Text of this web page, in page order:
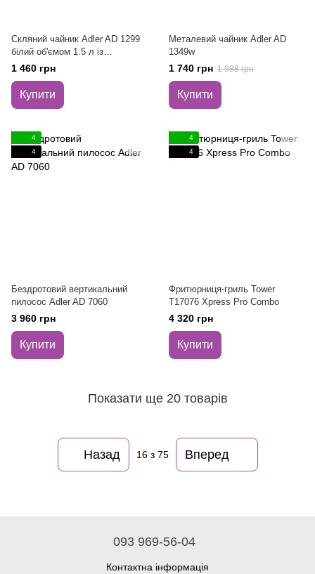
Скляний чайник Adler AD 1299
білий об'ємом 1.5 л із
заварювальним блоком і
контролем температури
1 460 грн
Купити
Металевий чайник Adler AD
1349w
1 740 грн 1 988 грн
Купити
4
4
Бездротовий вертикальний
пилосос Adler AD 7060
3 960 грн
Купити
4
4
Фритюрниця-гриль Tower
T17076 Xpress Pro Combo
4 320 грн
Купити
Показати ще 20 товарів
Назад 16з 75 Вперед
093 969-56-04
Контактна інформація